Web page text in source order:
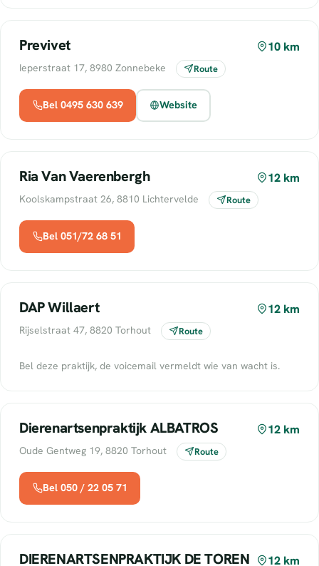
Previvet 10 km
Ieperstraat 17, 8980 Zonnebeke Route
Bel 0495 630 639 Website
Ria Van Vaerenbergh 12 km
Koolskampstraat 26, 8810 Lichtervelde Route
Bel 051/72 68 51
DAP Willaert 12 km
Rijselstraat 47, 8820 Torhout Route
Bel deze praktijk, de voicemail vermeldt wie van wacht is.
Dierenartsenpraktijk ALBATROS 12 km
Oude Gentweg 19, 8820 Torhout Route
Bel 050 / 22 05 71
DIERENARTSENPRAKTIJK DE TOREN 12 km